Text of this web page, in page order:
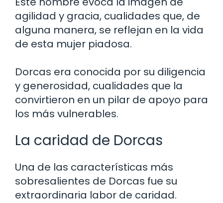
agilidad y gracia, cualidades que, de
alguna manera, se reflejan en la vida
de esta mujer piadosa.
Dorcas era conocida por su diligencia
y generosidad, cualidades que la
convirtieron en un pilar de apoyo para
los más vulnerables.
La caridad de Dorcas
Una de las características más
sobresalientes de Dorcas fue su
extraordinaria labor de caridad.